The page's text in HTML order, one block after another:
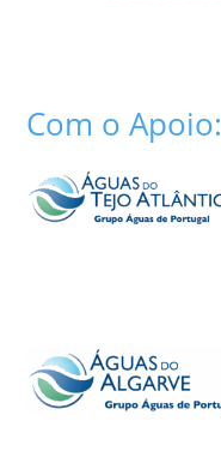
Com o Apoio: